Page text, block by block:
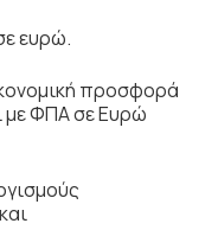
ευρώ.
προσφορά
με ΦΠΑ σε Ευρώ